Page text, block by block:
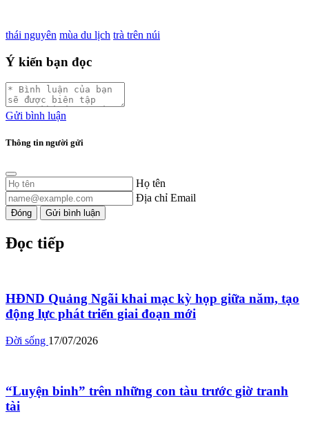
thái nguyên mùa du lịch trà trên núi
Ý kiến bạn đọc
Gửi bình luận
Thông tin người gửi
Họ tên
Địa chỉ Email
Đóng Gửi bình luận
Đọc tiếp
HĐND Quảng Ngãi khai mạc kỳ họp giữa năm, tạo
động lực phát triển giai đoạn mới
Đời sống 17/07/2026
“Luyện binh” trên những con tàu trước giờ tranh
tài